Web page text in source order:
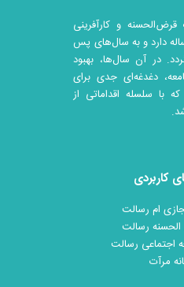
و کارآفرینی
سابقه‌ای ۳۰ ساله دارد و به سال‌های پس
از دفاع مقدس برمی‌گردد. در آن سال‎‌ها، بهبود
دغدغه‌ای جدی برای
با سلسله اقداماتی از
کاربردی
ام رسالت
رسالت
اجتماعی رسالت
مرآت